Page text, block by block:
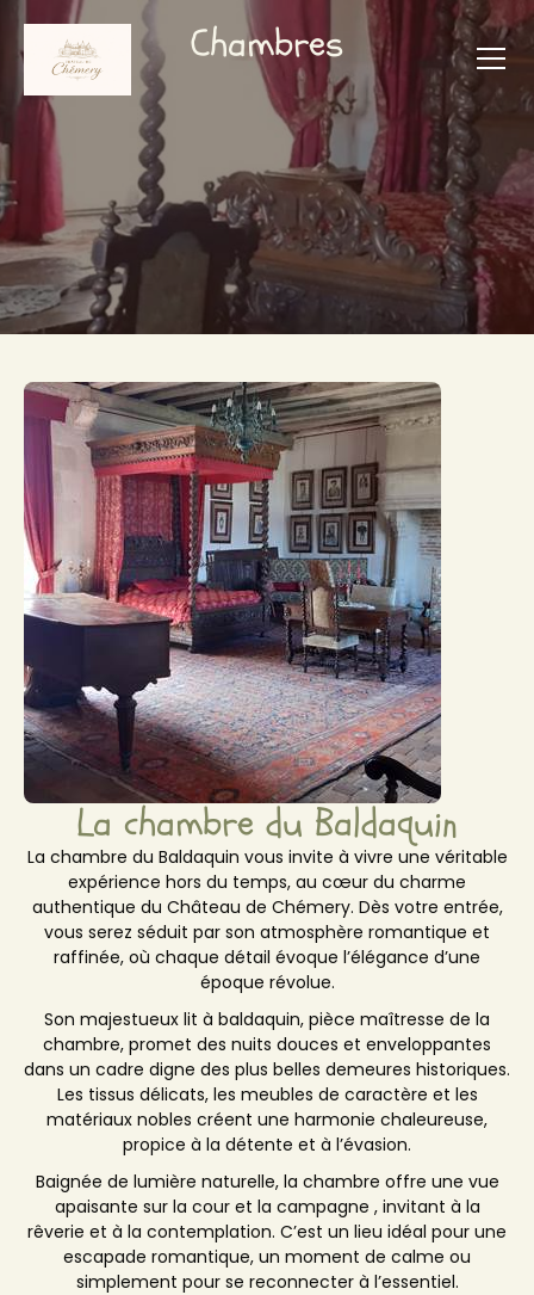
Chambres
La chambre du Baldaquin
La chambre du Baldaquin vous invite à vivre une véritable
expérience hors du temps, au cœur du charme
authentique du Château de Chémery. Dès votre entrée,
vous serez séduit par son atmosphère romantique et
raffinée, où chaque détail évoque l’élégance d’une
époque révolue.
Son majestueux lit à baldaquin, pièce maîtresse de la
chambre, promet des nuits douces et enveloppantes
dans un cadre digne des plus belles demeures historiques.
Les tissus délicats, les meubles de caractère et les
matériaux nobles créent une harmonie chaleureuse,
propice à la détente et à l’évasion.
Baignée de lumière naturelle, la chambre offre une vue
apaisante sur la cour et la campagne , invitant à la
rêverie et à la contemplation. C’est un lieu idéal pour une
escapade romantique, un moment de calme ou
simplement pour se reconnecter à l’essentiel.